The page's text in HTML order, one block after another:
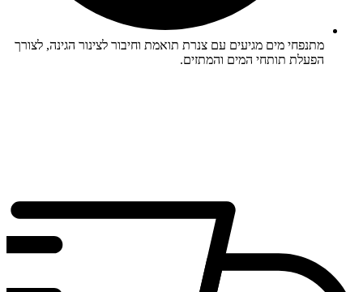
מתנפחי מים מגיעים עם צנרת תואמת וחיבור לצינור הגינה, לצורך
הפעלת תותחי המים והמתזים.